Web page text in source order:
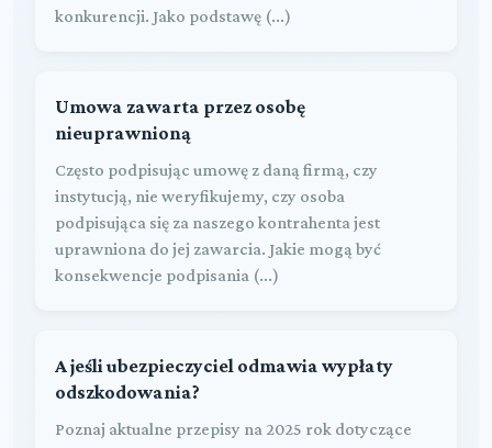
konkurencji. Jako podstawę (...)
Umowa zawarta przez osobę
nieuprawnioną
Często podpisując umowę z daną firmą, czy
instytucją, nie weryfikujemy, czy osoba
podpisująca się za naszego kontrahenta jest
uprawniona do jej zawarcia. Jakie mogą być
konsekwencje podpisania (...)
A jeśli ubezpieczyciel odmawia wypłaty
odszkodowania?
Poznaj aktualne przepisy na 2025 rok dotyczące